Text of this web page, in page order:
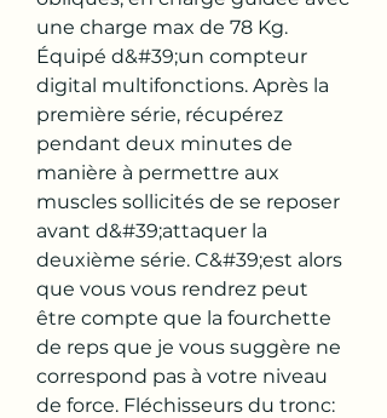
une charge max de 78 Kg.
Équipé d&#39;un compteur
digital multifonctions. Après la
première série, récupérez
pendant deux minutes de
manière à permettre aux
muscles sollicités de se reposer
avant d&#39;attaquer la
deuxième série. C&#39;est alors
que vous vous rendrez peut
être compte que la fourchette
de reps que je vous suggère ne
correspond pas à votre niveau
de force. Fléchisseurs du tronc: